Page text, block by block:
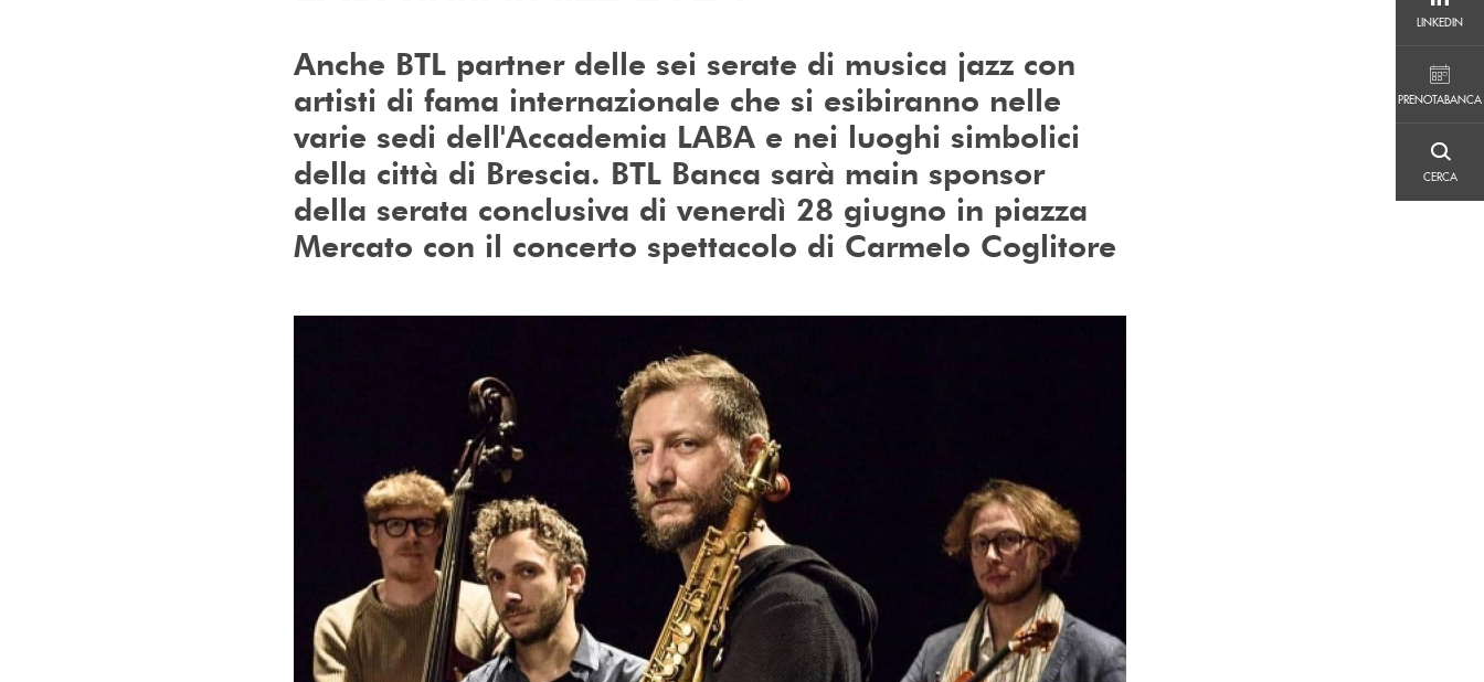
LINKEDIN
PRENOTABANCA
CERCA
Anche BTL partner delle sei serate di musica jazz con
artisti di fama internazionale che si esibiranno nelle
varie sedi dell'Accademia LABA e nei luoghi simbolici
della città di Brescia. BTL Banca sarà main sponsor
della serata conclusiva di venerdì 28 giugno in piazza
Mercato con il concerto spettacolo di Carmelo Coglitore